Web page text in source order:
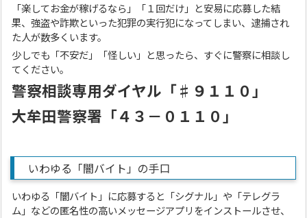
「楽してお金が稼げるなら」「１回だけ」と安易に応募した結
果、強盗や詐欺といった犯罪の実行犯になってしまい、逮捕され
た人が数多くいます。
少しでも「不安だ」「怪しい」と思ったら、すぐに警察に相談し
てください。
警察相談専用ダイヤル「 ♯９１１０」
大牟田警察署「４３－０１１０」
いわゆる「闇バイト」の手口
いわゆる「闇バイト」に応募すると「シグナル」や「テレグラ
ム」などの匿名性の高いメッセージアプリをインストールさせ、